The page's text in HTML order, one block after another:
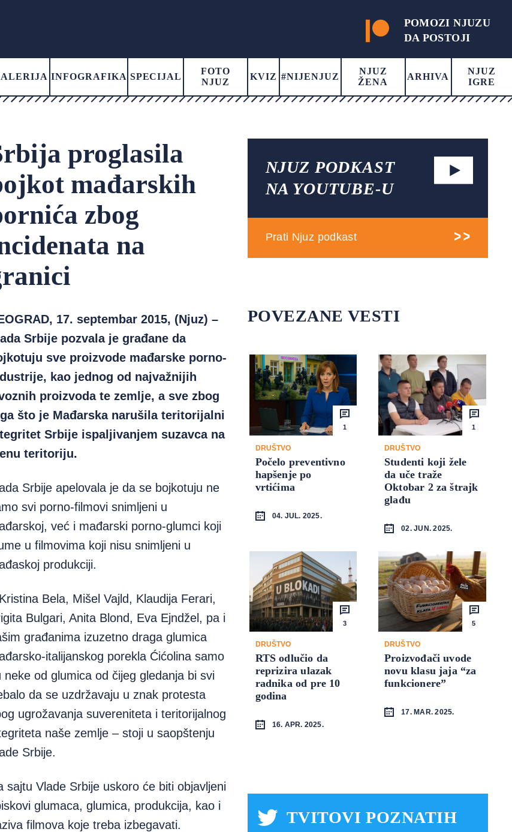
POMOZI NJUZU
DA POSTOJI
INFOGRAFIKA SPECIJAL
FOTO
NJUZ
KVIZ #NIJENJUZ
NJUZ
ŽENA
ARHIVA
NJUZ
IGRE
proglasila
mađarskih
zbog
na
17. septembar 2015, (Njuz) –
Srbije pozvala je građane da
sve proizvode mađarske porno-
kao jednog od najvažnijih
proizvoda te zemlje, a sve zbog
što je Mađarska narušila teritorijalni
Srbije ispaljivanjem suzavca na
teritoriju.
Srbije apelovala je da se bojkotuju ne
svi porno-filmovi snimljeni u
već i mađarski porno-glumci koji
u filmovima koji nisu snimljeni u
produkciji.
Bela, Mišel Vajld, Klaudija Ferari,
Bulgari, Anita Blond, Eva Ejndžel, pa i
građanima izuzetno draga glumica
italijanskog porekla Ćićolina samo
neke od glumica od čijeg gledanja bi svi
da se uzdržavaju u znak protesta
ugrožavanja suvereniteta i teritorijalnog
naše zemlje – stoji u saopštenju
Srbije.
sajtu Vlade Srbije uskoro će biti objavljeni
glumaca, glumica, produkcija, kao i
filmova koje treba izbegavati.
NJUZ PODKAST
NA YOUTUBE-U
Prati Njuz podkast
POVEZANE VESTI
1
DRUŠTVO
Počelo preventivno
hapšenje po
vrtićima
04. JUL. 2025.
1
DRUŠTVO
Studenti koji žele
da uče traže
Oktobar 2 za štrajk
glađu
02. JUN. 2025.
3
DRUŠTVO
RTS odlučio da
reprizira ulazak
radnika od pre 10
godina
16. APR. 2025.
5
DRUŠTVO
Proizvođači uvode
novu klasu jaja “za
funkcionere”
17. MAR. 2025.
TVITOVI POZNATIH